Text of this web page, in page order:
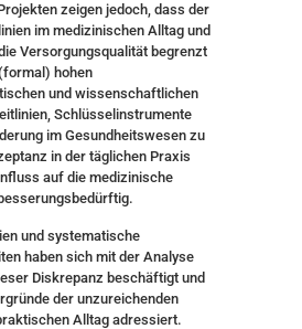
zeigen jedoch, dass der
im medizinischen Alltag und
Versorgungsqualität begrenzt
hohen
und wissenschaftlichen
Schlüsselinstrumente
im Gesundheitswesen zu
in der täglichen Praxis
auf die medizinische
und systematische
haben sich mit der Analyse
Diskrepanz beschäftigt und
der unzureichenden
Alltag adressiert.